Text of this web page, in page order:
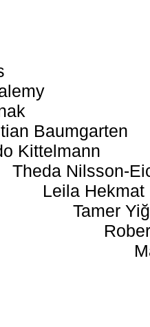
Baumgarten
Kittelmann
Theda Nilsson-
Leila Hekmat
Tamer